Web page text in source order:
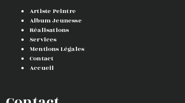
Artiste Peintre
Album Jeunesse
Réalisations
Services
Mentions Légales
Contact
Accueil